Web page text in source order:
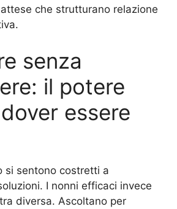
che strutturano relazione
senza
il potere
essere
si sentono costretti a
I nonni efficaci invece
diversa. Ascoltano per